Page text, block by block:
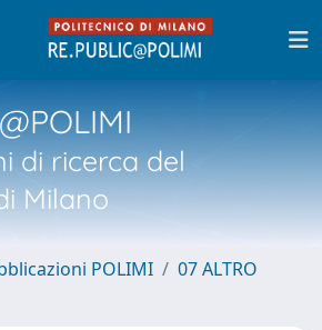
di ricerca del
Milano
POLIMI
07 ALTRO